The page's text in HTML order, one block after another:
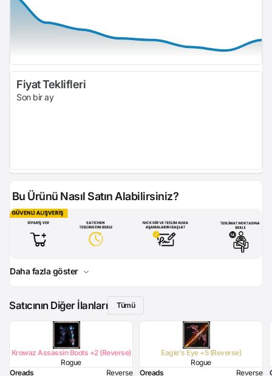
Fiyat Teklifleri
Son bir ay
Bu Ürünü Nasıl Satın Alabilirsiniz?
Daha fazla göster
Satıcının Diğer İlanları Tümü
Krowaz Assassin Boots +2 (Reverse)
Rogue
Oreads
Reverse
Eagle's Eye +5 (Reverse)
Rogue
Oreads
Reverse